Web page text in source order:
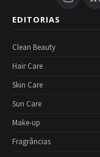
EDITORIAS
Clean Beauty
Hair Care
Skin Care
Sun Care
Make-up
Fragrâncias